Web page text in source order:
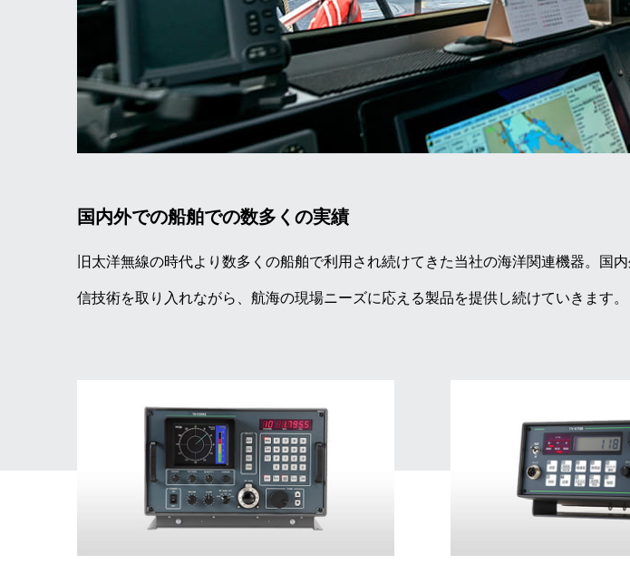
国内外での船舶での数多くの実績
旧太洋無線の時代より数多くの船舶で利用され続けてきた当社の海洋関連機器。
信技術を取り入れながら、航海の現場ニーズに応える製品を提供し続けていきます。